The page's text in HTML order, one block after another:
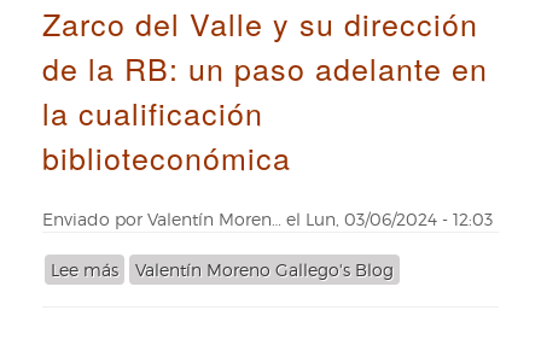
Padilla,
librero
real
Felipe
Zarco del Valle y su dirección
de la RB: un paso adelante en
la cualificación
biblioteconómica
Enviado por Valentín Moren… el Lun, 03/06/2024 - 12:03
Lee mássobre
Valentín Moreno Gallego's Blog